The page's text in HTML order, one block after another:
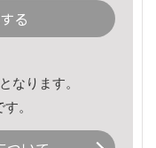
る
なります。
。